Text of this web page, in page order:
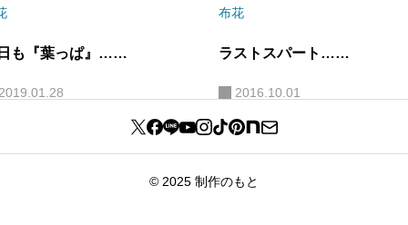
も『葉っぱ』……
布花
ラストスパート……
2016.10.01
© 2025 制作のもと